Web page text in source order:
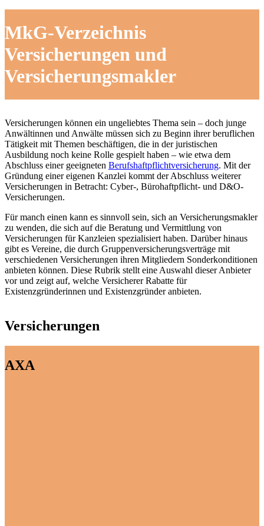
MkG-Verzeichnis
Versicherungen und
Versicherungsmakler
Versicherungen können ein ungeliebtes Thema sein – doch junge
Anwältinnen und Anwälte müssen sich zu Beginn ihrer beruflichen
Tätigkeit mit Themen beschäftigen, die in der juristischen
Ausbildung noch keine Rolle gespielt haben – wie etwa dem
Abschluss einer geeigneten Berufshaftpflichtversicherung. Mit der
Gründung einer eigenen Kanzlei kommt der Abschluss weiterer
Versicherungen in Betracht: Cyber-, Bürohaftpflicht- und D&O-
Versicherungen.
Für manch einen kann es sinnvoll sein, sich an Versicherungsmakler
zu wenden, die sich auf die Beratung und Vermittlung von
Versicherungen für Kanzleien spezialisiert haben. Darüber hinaus
gibt es Vereine, die durch Gruppenversicherungsverträge mit
verschiedenen Versicherungen ihren Mitgliedern Sonderkonditionen
anbieten können. Diese Rubrik stellt eine Auswahl dieser Anbieter
vor und zeigt auf, welche Versicherer Rabatte für
Existenzgründerinnen und Existenzgründer anbieten.
Versicherungen
AXA